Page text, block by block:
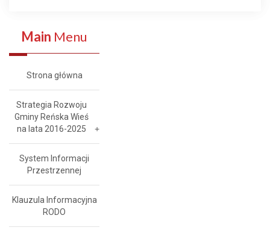
Main Menu
Strona główna
Strategia Rozwoju
Gminy Reńska Wieś
na lata 2016-2025
System Informacji
Przestrzennej
Klauzula Informacyjna
RODO